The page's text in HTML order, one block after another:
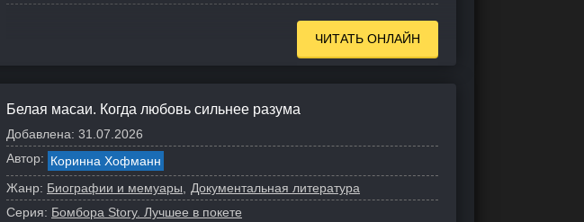
ЧИТАТЬ ОНЛАЙН
Белая масаи. Когда любовь сильнее разума
Добавлена: 31.07.2026
Автор: Коринна Хофманн
Жанр: Биографии и мемуары
Документальная литература
Серия: Бомбора Story. Лучшее в покете